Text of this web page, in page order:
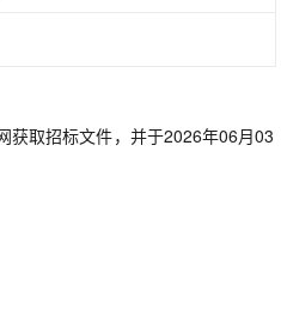
获取招标文件，并于2026年06月03